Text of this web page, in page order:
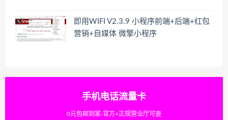
即用WIFI V2.3.9 小程序前端+后端+红包
营销+自媒体 微擎小程序
手机电话流量卡
0元包邮到家-官方+正规营业厅可查